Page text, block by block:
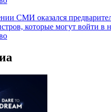
СМИ оказался
которые могут войти в